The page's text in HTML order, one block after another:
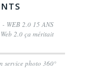
- WEB 2.0 15 ANS
2.0 ça méritait
service photo 360°